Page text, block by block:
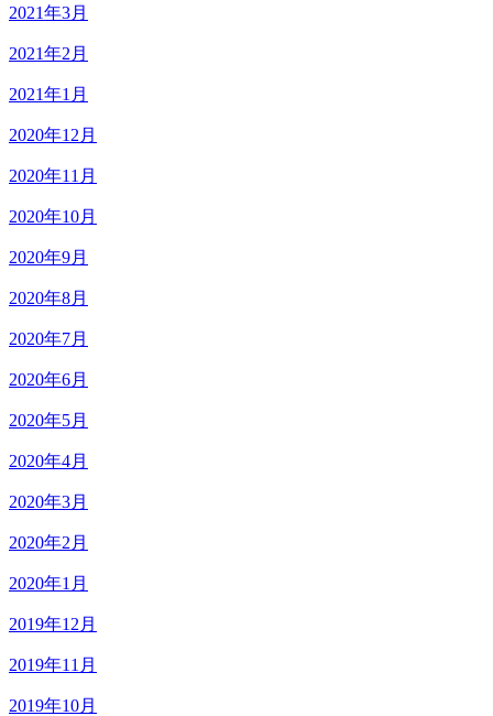
2021年3月
2021年2月
2021年1月
2020年12月
2020年11月
2020年10月
2020年9月
2020年8月
2020年7月
2020年6月
2020年5月
2020年4月
2020年3月
2020年2月
2020年1月
2019年12月
2019年11月
2019年10月